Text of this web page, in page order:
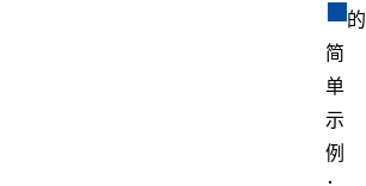
的
简
单
示
例